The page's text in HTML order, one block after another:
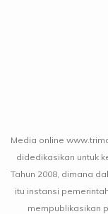
Media online
didedikasikan untuk
Tahun 2008, dimana
itu instansi
mempublikasikan